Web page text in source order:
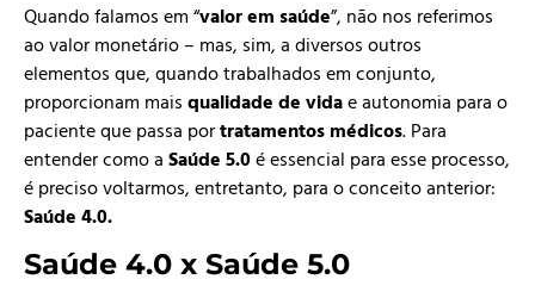
Quando falamos em “valor em saúde”, não nos referimos
ao valor monetário – mas, sim, a diversos outros
elementos que, quando trabalhados em conjunto,
proporcionam mais qualidade de vidae autonomia para o
paciente que passa portratamentos médicos. Para
entender como a Saúde 5.0é essencial para esse processo,
é preciso voltarmos, entretanto, para o conceito anterior:
Saúde 4.0.
Saúde 4.0 x Saúde 5.0